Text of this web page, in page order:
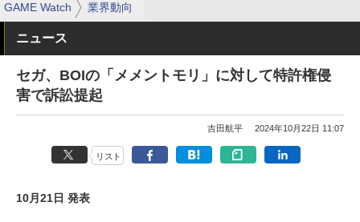
GAME Watch 業界動向
ニュース
セガ、BOIの「メメントモリ」に対して特許権侵
害で訴訟提起
吉田航平 2024年10月22日 11:07
リスト
10月21日 発表